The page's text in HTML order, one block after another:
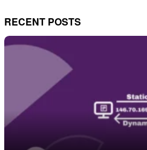
RECENT POSTS